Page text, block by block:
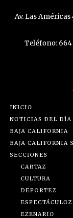
Av. Las Américas
Teléfono: 664
INICIO
NOTICIAS DEL DÍA
BAJA CALIFORNIA
BAJA CALIFORNIA
SECCIONES
CARTAZ
CULTURA
DEPORTEZ
ESPECTÁCULOZ
EZENARIO